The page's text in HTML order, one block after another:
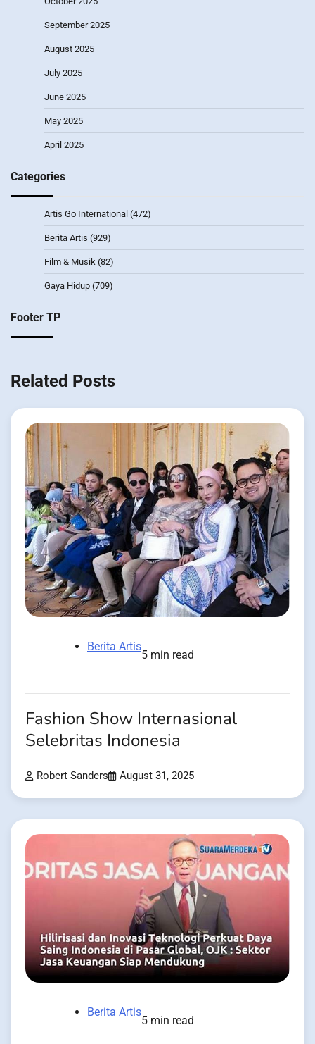
September 2025
August 2025
July 2025
June 2025
May 2025
April 2025
Categories
Artis Go International (472)
Berita Artis (929)
Film & Musik (82)
Gaya Hidup (709)
Footer TP
Related Posts
Berita Artis
5 min read
Fashion Show Internasional
Selebritas Indonesia
Robert Sanders August 31, 2025
Berita Artis
5 min read